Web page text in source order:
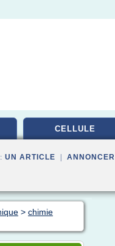
CELLULE
UN ARTICLE ANNONCER
> chimie